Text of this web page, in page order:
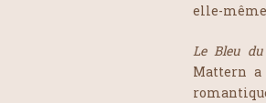
elle-même
Le Bleu
Mattern